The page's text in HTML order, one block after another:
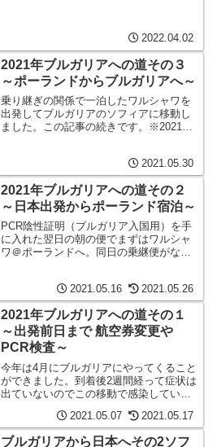
2022.04.02
2021年ブルガリアへの道その３
～ポーランドからブルガリアへ～
乗り継ぎの関係で一泊したワルシャワを
出発してブルガリアのソフィアに移動し
ました。この記事の続きです。※2021年
ショパン空港へソフィアへの飛行機は
10:30発でした。...
2021.05.30
2021年ブルガリアへの道その２
～日本出発からポーランド宿泊～
PCR陰性証明（ブルガリア入国用）を手
に入れた翌日の朝の便でまずはワルシャ
ワ＠ポーランドへ。同日の乗継便がない
ださい。※2021年4月中旬のことです。
現在は状況が変...
2021.05.16 2021.05.26
2021年ブルガリアへの道その１
～出発前日まで 航空券変更や
PCR検査～
今年は4月にブルガリアにやってくること
ができました。到着後2週間経って症状は
出ていないのでこの移動で感染していな
段々ですが減ってきているので、（と言
っても、人口換算で日本より多い）この
2021.05.07 2021.05.17
ブルガリアから日本へその2ソフ